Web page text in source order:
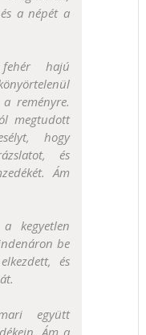
a népét a
hajú
reményre.
megtudott
hogy
és
Ám
kegyetlen
be
és
együtt